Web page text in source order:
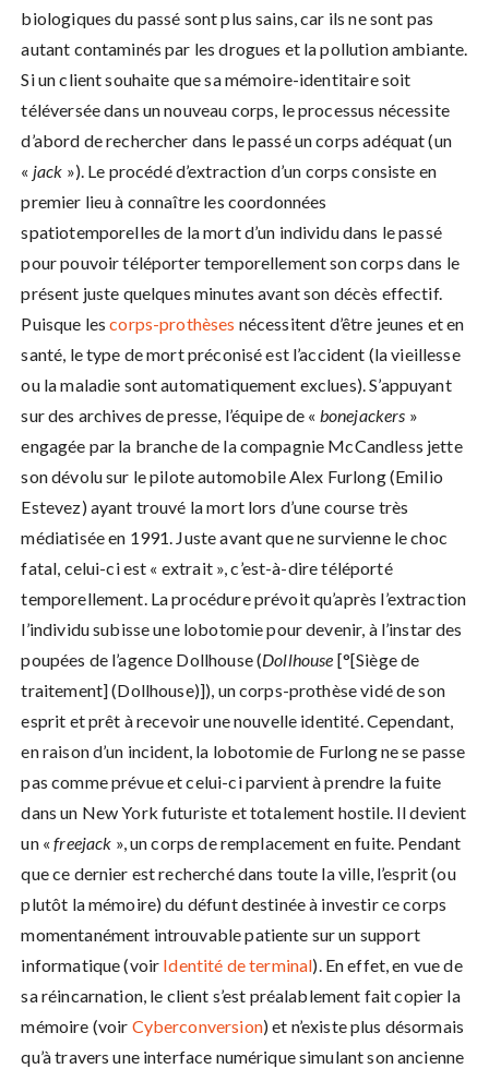
biologiques du passé sont plus sains, car ils ne sont pas
autant contaminés par les drogues et la pollution ambiante.
Si un client souhaite que sa mémoire-identitaire soit
téléversée dans un nouveau corps, le processus nécessite
d’abord de rechercher dans le passé un corps adéquat (un
« jack »). Le procédé d’extraction d’un corps consiste en
premier lieu à connaître les coordonnées
spatiotemporelles de la mort d’un individu dans le passé
pour pouvoir téléporter temporellement son corps dans le
présent juste quelques minutes avant son décès effectif.
Puisque lescorps-prothèses nécessitent d’être jeunes et en
santé, le type de mort préconisé est l’accident (la vieillesse
ou la maladie sont automatiquement exclues). S’appuyant
sur des archives de presse, l’équipe de « bonejackers »
engagée par la branche de la compagnie McCandless jette
son dévolu sur le pilote automobile Alex Furlong (Emilio
Estevez) ayant trouvé la mort lors d’une course très
médiatisée en 1991. Juste avant que ne survienne le choc
fatal, celui-ci est « extrait », c’est-à-dire téléporté
temporellement. La procédure prévoit qu’après l’extraction
l’individu subisse une lobotomie pour devenir, à l’instar des
poupées de l’agence Dollhouse (Dollhouse [°[Siège de
traitement] (Dollhouse)]), un corps-prothèse vidé de son
esprit et prêt à recevoir une nouvelle identité. Cependant,
en raison d’un incident, la lobotomie de Furlong ne se passe
pas comme prévue et celui-ci parvient à prendre la fuite
dans un New York futuriste et totalement hostile. Il devient
un «freejack », un corps de remplacement en fuite. Pendant
que ce dernier est recherché dans toute la ville, l’esprit (ou
plutôt la mémoire) du défunt destinée à investir ce corps
momentanément introuvable patiente sur un support
informatique (voir Identité de terminal). En effet, en vue de
sa réincarnation, le client s’est préalablement fait copier la
mémoire (voir Cyberconversion) et n’existe plus désormais
qu’à travers une interface numérique simulant son ancienne